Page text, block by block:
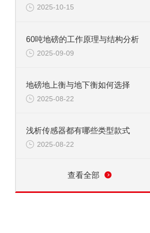
2025-10-15
60吨地磅的工作原理与结构分析
2025-09-09
地磅地上衡与地下衡如何选择
2025-08-22
浅析传感器都有哪些类型款式
2025-08-22
查看全部